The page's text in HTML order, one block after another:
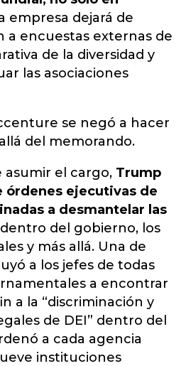
empresa dejará de
a encuestas externas de
de la diversidad y
las asociaciones
se negó a hacer
del memorando.
asumir el cargo, Trump
órdenes ejecutivas de
a desmantelar las
dentro del gobierno, los
y más allá. Una de
a los jefes de todas
a encontrar
a la “discriminación y
de DEI” dentro del
a cada agencia
instituciones